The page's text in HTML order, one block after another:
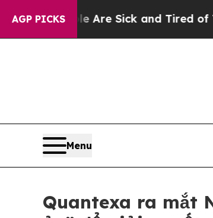
AGP PICKS
Are Sick and Tired of This Politics
Menu
Quantexa ra mắt